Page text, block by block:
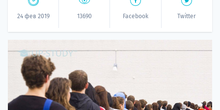
24 фев 2019 13690 Facebook Twitter